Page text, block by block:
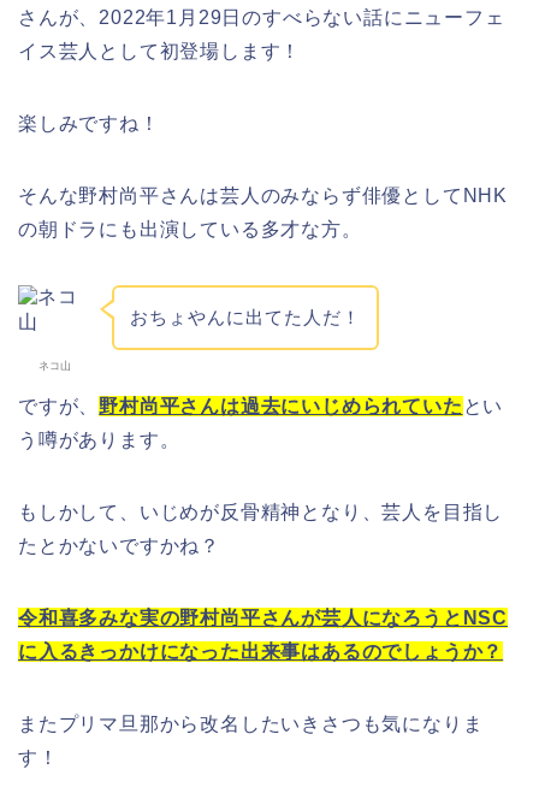
さんが、2022年1月29日のすべらない話にニューフェ
イス芸人として初登場します！
楽しみですね！
そんな野村尚平さんは芸人のみならず俳優としてNHK
の朝ドラにも出演している多才な方。
ネコ山
おちょやんに出てた人だ！
ですが、 野村尚平さんは過去にいじめられていた とい
う噂があります。
もしかして、いじめが反骨精神となり、芸人を目指し
たとかないですかね？
令和喜多みな実の野村尚平さんが芸人になろうとNSC
に入るきっかけになった出来事はあるのでしょうか？
またプリマ旦那から改名したいきさつも気になりま
す！